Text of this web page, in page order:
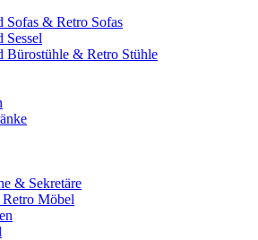
Sofas & Retro Sofas
Sessel
Bürostühle & Retro Stühle
& Sekretäre
Möbel